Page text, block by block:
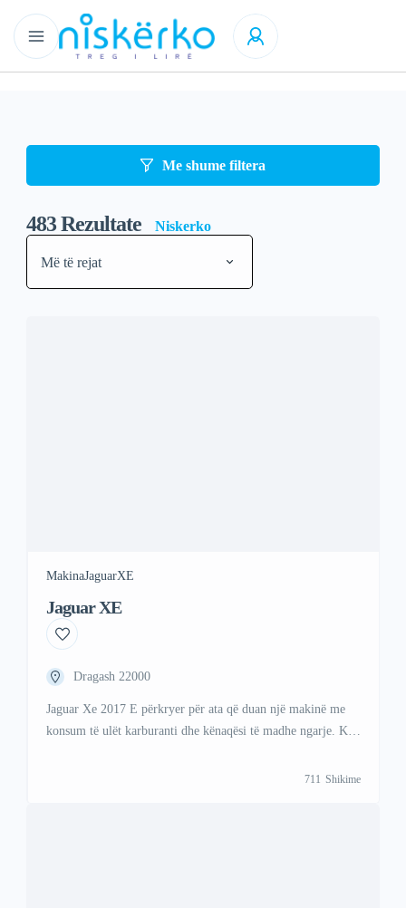
Me shume filtera
483Rezultate Niskerko
Më të rejat
MakinaJaguarXE
Jaguar XE
Dragash 22000
Jaguar Xe 2017 E përkryer për ata që duan një makinë me
konsum të ulët karburanti dhe kënaqësi të madhe ngarje. Ky
për rreze dhe fuqi optimale. Per me shume informata
711 Shikime